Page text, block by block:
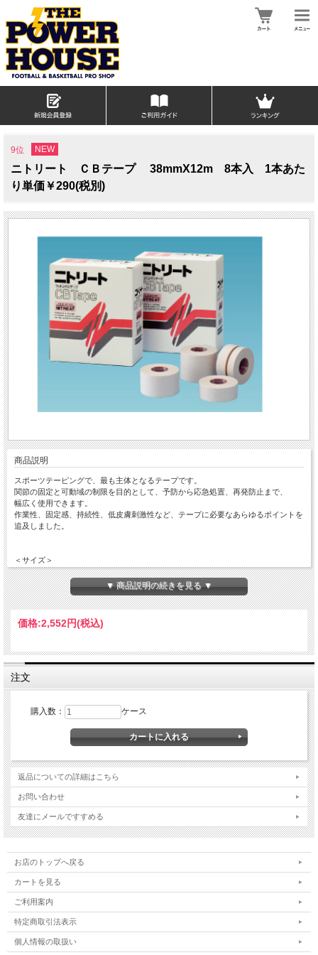
9位 NEW
ニトリート ＣＢテープ 38mmX12m 8本入 1本あた
り単価￥290(税別)
商品説明
スポーツテーピングで、最も主体となるテープです。
関節の固定と可動域の制限を目的として、予防から応急処置、再発防止まで、
幅広く使用できます。
作業性、固定感、持続性、低皮膚刺激性など、テープに必要なあらゆるポイントを
追及しました。
＜サイズ＞
38mm×12m
＜入数＞
8本入り
▼ 商品説明の続きを見る ▼
価格:2,552円(税込)
注文
購入数： ケース
返品についての詳細はこちら
お問い合わせ
友達にメールですすめる
お店のトップへ戻る
カートを見る
ご利用案内
特定商取引法表示
個人情報の取扱い